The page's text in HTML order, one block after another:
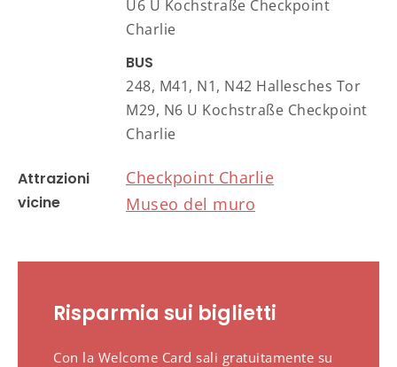
U6 U Kochstraße Checkpoint
Charlie
BUS
248, M41, N1, N42 Hallesches Tor
M29, N6 U Kochstraße Checkpoint
Charlie
Attrazioni
vicine
Checkpoint Charlie
Museo del muro
Risparmia sui biglietti
Con la Welcome Card sali gratuitamente su